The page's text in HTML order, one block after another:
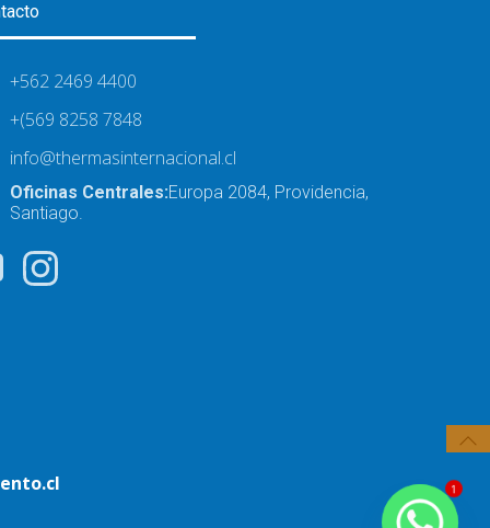
+562 2469 4400
+(569 8258 7848
info@thermasinternacional.cl
Oficinas Centrales:Europa 2084, Providencia,
Santiago.
1